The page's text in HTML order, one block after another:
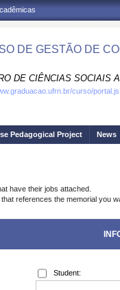
DE GESTÃO DE
DE CIÊNCIAS SOCIAIS
curso/portal.js
Pedagogical Project News
have their jobs attached.
references the memorial you
Student: